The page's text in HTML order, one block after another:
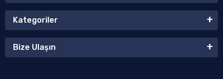
Kategoriler
Bize Ulaşın